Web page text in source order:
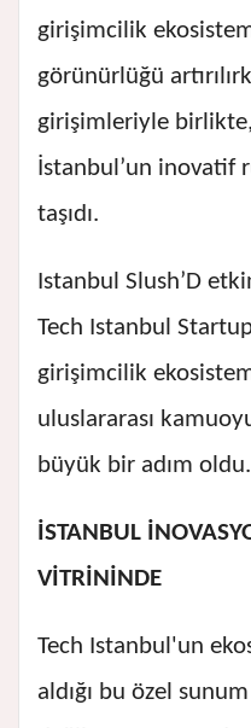
girişimcilik
görünürlüğü
girişimleriyle
İstanbul’un inovatif
taşıdı.
Istanbul Slush’D
Tech Istanbul
girişimcilik
uluslararası
büyük bir adım oldu.
İSTANBUL
VİTRİNİNDE
Tech Istanbul'un
aldığı bu özel